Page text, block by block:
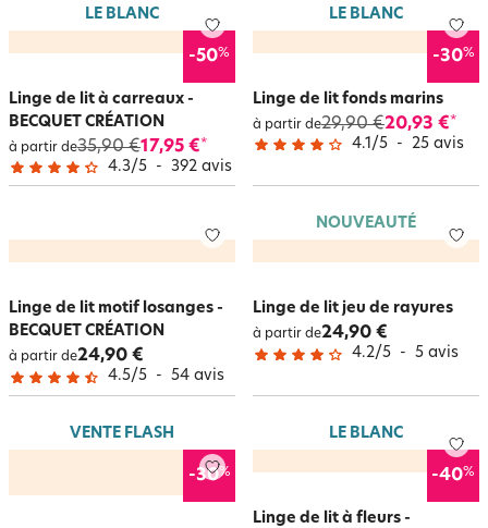
LE BLANC
-50%
Linge de lit à carreaux -
BECQUET CRÉATION
à partir de35,90 €17,95 €*
4.3/5 - 392 avis
LE BLANC
-30%
Linge de lit fonds marins
à partir de29,90 €20,93 €*
4.1 /5 - 25 avis
Linge de lit motif losanges -
BECQUET CRÉATION
à partir de24,90 €
4.5/5 - 54 avis
NOUVEAUTÉ
Linge de lit jeu de rayures
à partir de24,90 €
4.2/5 - 5 avis
VENTE FLASH
-30%
LE BLANC
-40%
Linge de lit à fleurs -